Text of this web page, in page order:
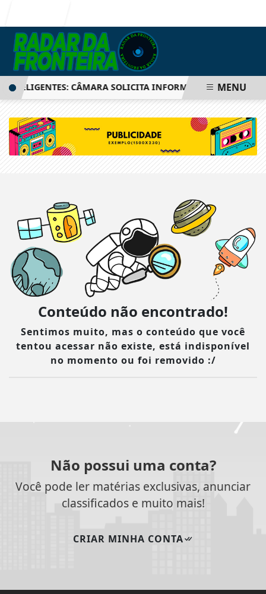
CÂMARA SOLICITA INFORMAÇÕES SOBRE
MENU
Conteúdo não encontrado!
Sentimos muito, mas o conteúdo que você
tentou acessar não existe, está indisponível
no momento ou foi removido :/
Não possui uma conta?
Você pode ler matérias exclusivas, anunciar
classificados e muito mais!
CRIAR MINHA CONTA